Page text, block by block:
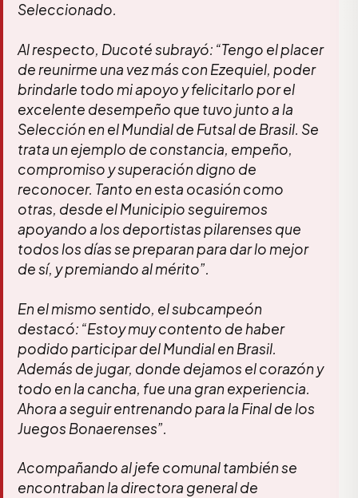
Seleccionado.
Al respecto, Ducoté subrayó: “Tengo el placer
de reunirme una vez más con Ezequiel, poder
brindarle todo mi apoyo y felicitarlo por el
excelente desempeño que tuvo junto a la
Selección en el Mundial de Futsal de Brasil. Se
trata un ejemplo de constancia, empeño,
compromiso y superación digno de
reconocer. Tanto en esta ocasión como
otras, desde el Municipio seguiremos
apoyando a los deportistas pilarenses que
todos los días se preparan para dar lo mejor
de sí, y premiando al mérito”.
En el mismo sentido, el subcampeón
destacó: “Estoy muy contento de haber
podido participar del Mundial en Brasil.
Además de jugar, donde dejamos el corazón y
todo en la cancha, fue una gran experiencia.
Ahora a seguir entrenando para la Final de los
Juegos Bonaerenses”.
Acompañando al jefe comunal también se
encontraban la directora general de